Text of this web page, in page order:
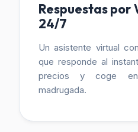
Respuestas por
24/7
Un asistente virtual
que responde al
precios y coge
madrugada.